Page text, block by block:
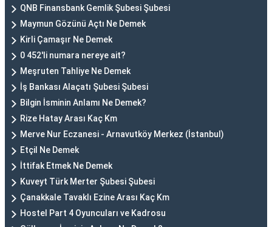
QNB Finansbank Gemlik Şubesi Şubesi
Maymun Gözünü Açtı Ne Demek
Kirli Çamaşır Ne Demek
0 452'li numara nereye ait?
Meşruten Tahliye Ne Demek
İş Bankası Alaçatı Şubesi Şubesi
Bilgin İsminin Anlamı Ne Demek?
Rize Hatay Arası Kaç Km
Merve Nur Eczanesi - Arnavutköy Merkez (İstanbul)
Etçil Ne Demek
İttifak Etmek Ne Demek
Kuveyt Türk Merter Şubesi Şubesi
Çanakkale Tavaklı Ezine Arası Kaç Km
Hostel Part 4 Oyuncuları ve Kadrosu